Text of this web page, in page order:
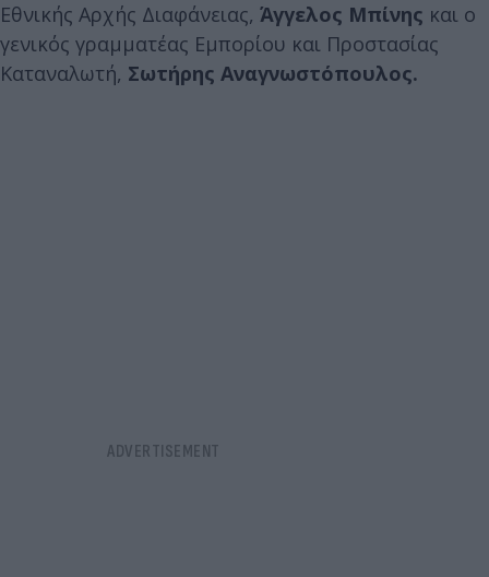
Εθνικής Αρχής Διαφάνειας, Άγγελος Μπίνης και ο
γενικός γραμματέας Εμπορίου και Προστασίας
Καταναλωτή, Σωτήρης Αναγνωστόπουλος.